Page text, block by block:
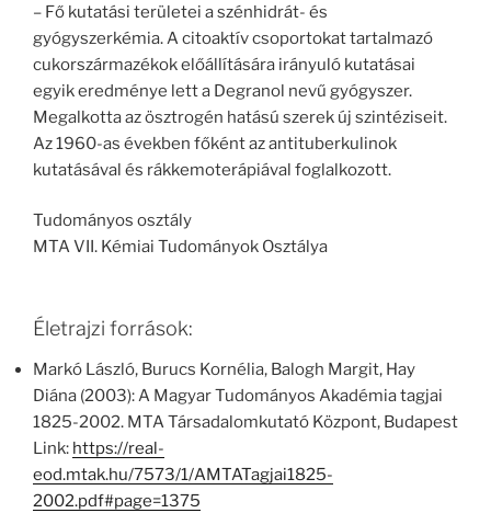
– Fő kutatási területei a szénhidrát- és
gyógyszerkémia. A citoaktív csoportokat tartalmazó
cukorszármazékok előállítására irányuló kutatásai
egyik eredménye lett a Degranol nevű gyógyszer.
Megalkotta az ösztrogén hatású szerek új szintéziseit.
Az 1960-as években főként az antituberkulinok
kutatásával és rákkemoterápiával foglalkozott.
Tudományos osztály
MTA VII. Kémiai Tudományok Osztálya
Életrajzi források:
Markó László, Burucs Kornélia, Balogh Margit, Hay
Diána (2003): A Magyar Tudományos Akadémia tagjai
1825-2002. MTA Társadalomkutató Központ, Budapest
Link: https://real-
eod.mtak.hu/7573/1/AMTATagjai1825-
2002.pdf#page=1375